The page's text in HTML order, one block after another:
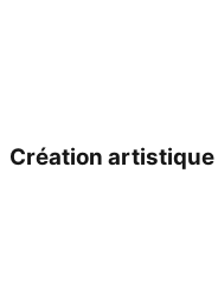
Création